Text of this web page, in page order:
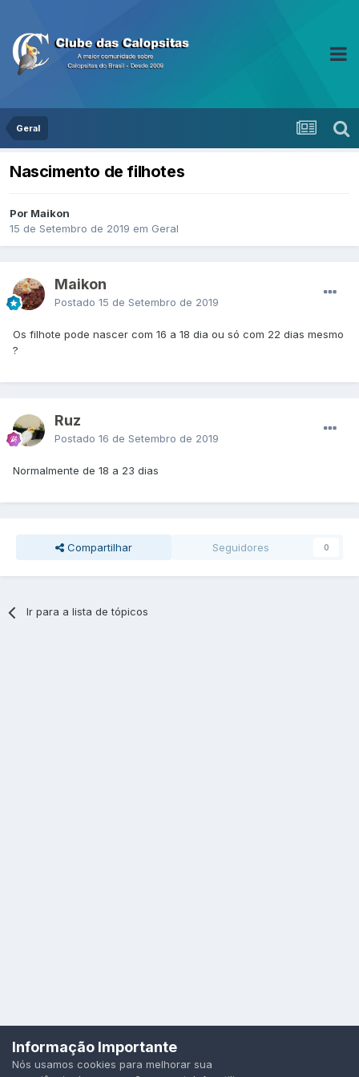
Geral
Nascimento de filhotes
Por Maikon
15 de Setembro de 2019 em Geral
Maikon
Postado 15 de Setembro de 2019
Os filhote pode nascer com 16 a 18 dia ou só com 22 dias mesmo
?
Ruz
Postado 16 de Setembro de 2019
Normalmente de 18 a 23 dias
Compartilhar Seguidores 0
Ir para a lista de tópicos
Idioma Política de Privacidade
Todos os direitos reservados.
Powered by Invision Community
Informação Importante
Nós usamos cookies para melhorar sua